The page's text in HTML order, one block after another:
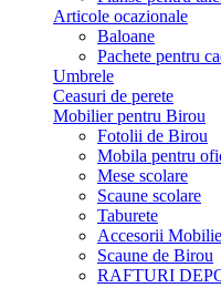
Articole ocazionale
Baloane
Pachete pentru
Umbrele
Ceasuri de perete
Mobilier pentru Birou
Fotolii de Birou
Mobila pentru
Mese scolare
Scaune scolare
Taburete
Accesorii
Scaune de Birou
RAFTURI